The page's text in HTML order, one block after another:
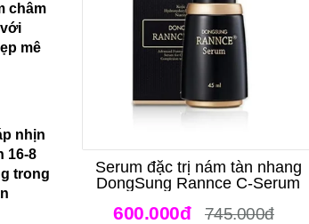
Serum đặc trị nám tàn nhang
DongSung Rannce C-Serum
600.000đ 745.000đ
châm
mê
nhịn
16-8
trong